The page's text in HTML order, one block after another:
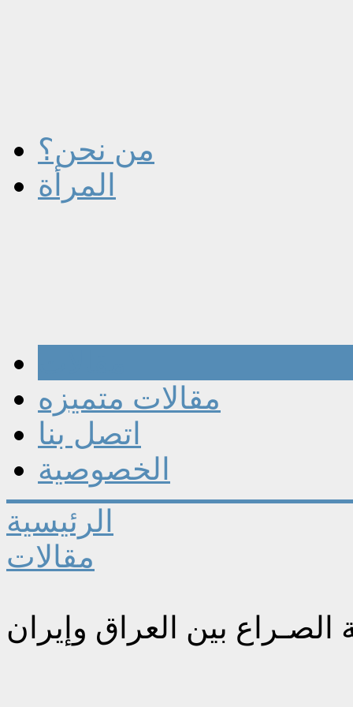
من نحن؟
المرأة
مقالات متميزه
اتصل بنا
الخصوصية
الرئيسية
مقالات
بين العراق وإيران